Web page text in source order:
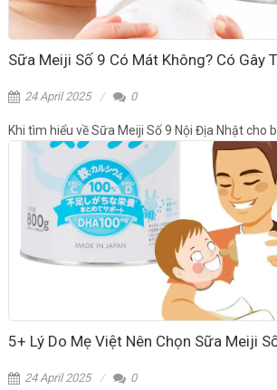
24 April 2025 0
Khi tìm hiểu về Sữa Meiji Số 9 Nội Địa Nhật cho
24 April 2025 0